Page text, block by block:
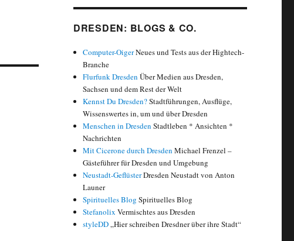
DRESDEN: BLOGS & CO.
Computer-OigerNeues und Tests aus der Hightech-
Branche
Flurfunk Dresden Über Medien aus Dresden,
Sachsen und dem Rest der Welt
Kennst Du Dresden?Stadtführungen, Ausflüge,
Wissenswertes in, um und über Dresden
Menschen in Dresden Stadtleben * Ansichten *
Nachrichten
Mit Cicerone durch Dresden Michael Frenzel –
Gästeführer für Dresden und Umgebung
Neustadt-GeflüsterDresden Neustadt von Anton
Launer
Spirituelles Blog Spirituelles Blog
Stefanolix Vermischtes aus Dresden
styleDD„Hier schreiben Dresdner über ihre Stadt“